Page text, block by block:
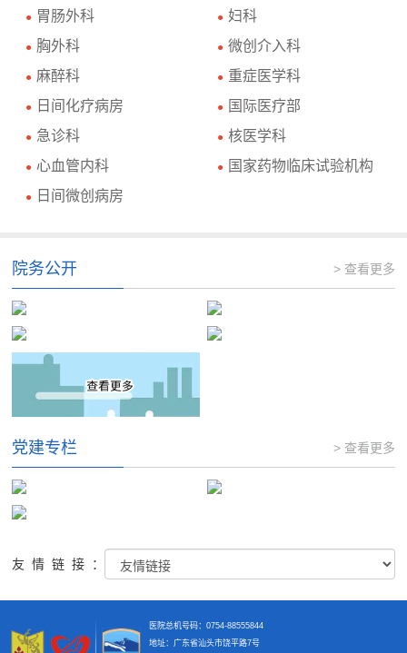
● 胃肠外科 ● 妇科
● 胸外科 ● 微创介入科
● 麻醉科 ● 重症医学科
● 日间化疗病房 ● 国际医疗部
● 急诊科 ● 核医学科
● 心血管内科 ● 国家药物临床试验机构
● 日间微创病房
院务公开 > 查看更多
党建专栏 > 查看更多
友情链接：
医院总机号码：0754-88555844
地址：广东省汕头市饶平路7号